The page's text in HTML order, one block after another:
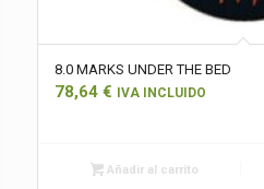
8.0 MARKS UNDER THE BED
78,64 € IVA INCLUIDO
Añadir al carrito